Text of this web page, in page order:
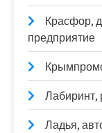
Красфор,
предприятие
Лабиринт,
Ладья,